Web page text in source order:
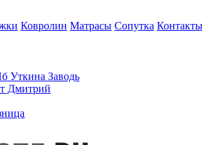
Ковролин Матрасы Сопутка Контакты
Уткина Заводь
Дмитрий